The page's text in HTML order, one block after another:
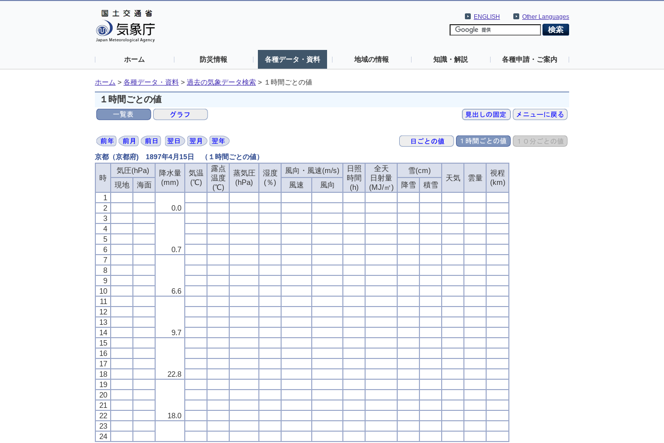
Other Languages
ENGLISH
ホーム 防災情報 各種データ・資料 地域の情報 知識・解説 各種申請・ご案内
ホーム > 各種データ・資料 > 過去の気象データ検索 > １時間ごとの値
１時間ごとの値
京都（京都府) 1897年4月15日 （１時間ごとの値）
時
気圧(hPa)
降水量
(mm)
気温
(℃)
露点
温度
(℃)
蒸気圧
(hPa)
湿度
(％)
風向・風速(m/s)
日照
時間
(h)
全天
日射量
(MJ/㎡)
雪(cm)
天気
雲量
視程
(km)
現地 海面 風速 風向 降雪
積雪
1
0.0
2
3
0.7
4
5
6
7
6.6
8
9
10
11
9.7
12
13
14
15
22.8
16
17
18
19
18.0
20
21
22
23
24